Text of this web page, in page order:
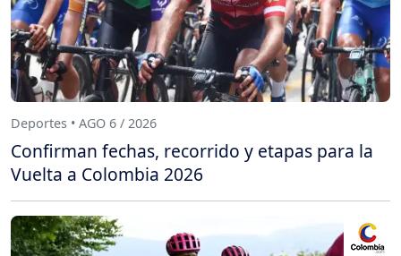
Deportes • AGO 6 / 2026
Confirman fechas, recorrido y etapas para la
Vuelta a Colombia 2026